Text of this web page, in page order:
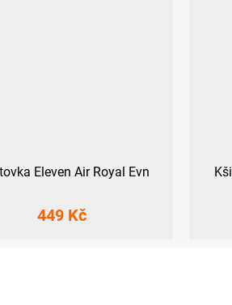
Eleven Air Royal Evn
449 Kč